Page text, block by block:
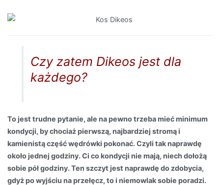
Czy zatem Dikeos jest dla
każdego?
To jest trudne pytanie, ale na pewno trzeba mieć minimum
kondycji, by chociaż pierwszą, najbardziej stromą i
kamienistą część wędrówki pokonać. Czyli tak naprawdę
około jednej godziny. Ci co kondycji nie mają, niech dołożą
sobie pół godziny. Ten szczyt jest naprawdę do zdobycia,
gdyż po wyjściu na przełęcz, to i niemowlak sobie poradzi.